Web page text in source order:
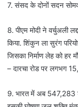
7. संसद के दोनों सदन
8. पीएम मोदी ने वर्चुअली
किया. शिंकुन ला सुरंग
जिसका निर्माण लेह को हर
– दारचा रोड पर लगभग
9. भारत में अब